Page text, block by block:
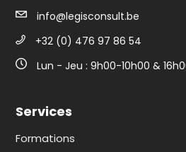
info@legisconsult.be
+32 (0) 476 97 86 54
Lun - Jeu : 9h00-10h00 &
Services
Formations